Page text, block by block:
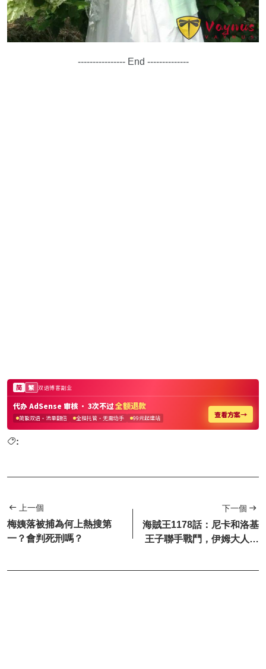
---------------- End --------------
:
上一個
梅姨落被捕為何上熱搜第
一？會判死刑嗎？
下一個
海賊王1178話：尼卡和洛基
王子聯手戰鬥，伊姆大人被